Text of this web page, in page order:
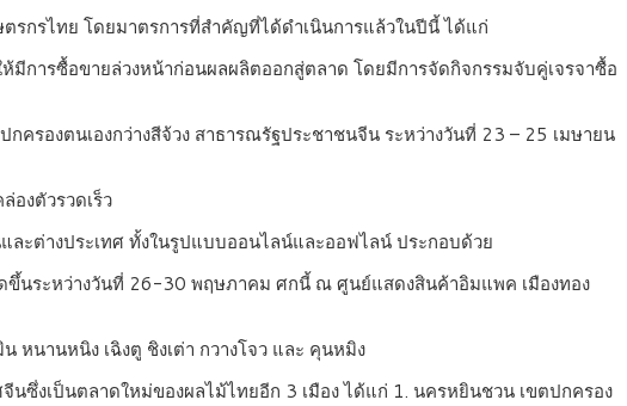
ตรกรไทย โดยมาตรการที่สำคัญที่ได้ดำเนินการแล้วในปีนี้ ได้แก่
การซื้อขายล่วงหน้าก่อนผลผลิตออกสู่ตลาด โดยมีการจัดกิจกรรมจับคู่เจรจาซื้อ
ครองตนเองกว่างสีจ้วง สาธารณรัฐประชาชนจีน ระหว่างวันที่ 23 – 25 เมษายน
งตัวรวดเร็ว
ละต่างประเทศ ทั้งในรูปแบบออนไลน์และออฟไลน์ ประกอบด้วย
ขึ้นระหว่างวันที่ 26-30 พฤษภาคม ศกนี้ ณ ศูนย์แสดงสินค้าอิมแพค เมืองทอง
หนานหนิง เฉิงตู ชิงเต่า กวางโจว และ คุนหมิง
ซึ่งเป็นตลาดใหม่ของผลไม้ไทยอีก 3 เมือง ได้แก่ 1. นครหยินชวน เขตปกครอง